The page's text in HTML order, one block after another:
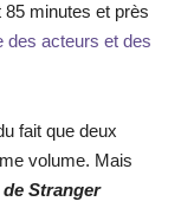
minutes et près
des acteurs et des
fait que deux
volume. Mais
de Stranger